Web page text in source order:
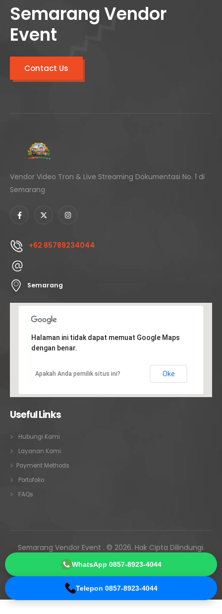
Semarang Vendor
Event
Contact Us
Vendor Video Tron & Live Streaming Dokumentasi No. 1 di
Semarang
+62 85789234044
Semarang
Halaman ini tidak dapat memuat Google Maps
dengan benar.
Apakah Anda pemilik situs ini? Oke
Useful Links
Hubungi Kami
Layanan Kami
Payment Methods
Portofolio
FAQs
Semarang Vendor Event . © 2026. Hak Cipta Dilindungi.
Melayani Semarang • Ungaran • Kendal • Demak • Jepara •
Kudus • Pati • seluruh Jawa Tengah
WhatsApp 0857-8923-4044
Telepon 0857-8923-4044